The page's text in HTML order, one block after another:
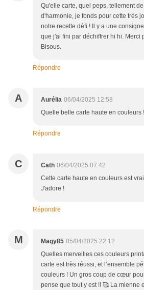
Qu'elle carte, quel peps, tellement
d'harmonie, je fonds pour cette très
notre recette défi ! Il y a une
que j'ai fini par déchiffrer hi hi. Merci
Bisous.
Répondre
A Aurélia 06/04/2025 12:58
Quelle belle carte haute en couleurs !
Répondre
C Cath 06/04/2025 07:42
Cette carte haute en couleurs est
J'adore !
Répondre
M Magy85 05/04/2025 22:12
Quelles merveilles ces couleurs
carte est très réussi, et l’ensemble
couleurs ! Un gros coup de cœur
pense que tout y est !! 🥰 La mienne